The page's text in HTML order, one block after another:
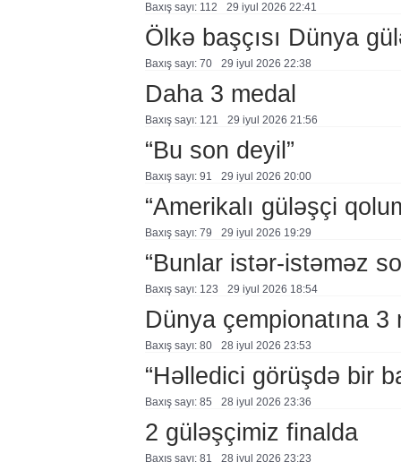
Baxış sayı: 112 29 i̇yul 2026 22:41
Ölkə başçısı Dünya
Baxış sayı: 70 29 i̇yul 2026 22:38
Daha 3 medal
Baxış sayı: 121 29 i̇yul 2026 21:56
“Bu son deyil”
Baxış sayı: 91 29 i̇yul 2026 20:00
“Amerikalı güləşçi
Baxış sayı: 79 29 i̇yul 2026 19:29
“Bunlar istər-istəməz
Baxış sayı: 123 29 i̇yul 2026 18:54
Dünya çempionatına 3
Baxış sayı: 80 28 i̇yul 2026 23:53
“Həlledici görüşdə bir
Baxış sayı: 85 28 i̇yul 2026 23:36
2 güləşçimiz finalda
Baxış sayı: 81 28 i̇yul 2026 23:23